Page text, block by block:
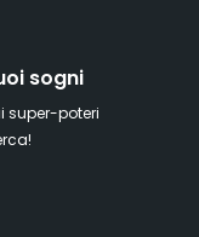
sogni
super-poteri